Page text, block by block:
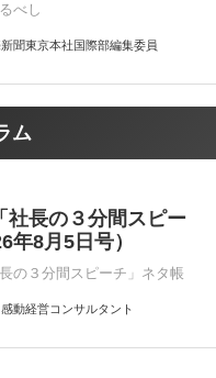
べし
聞東京本社国際部編集委員
ム
社長の３分間スピー
年8月5日号）
の３分間スピーチ」ネタ帳
動経営コンサルタント